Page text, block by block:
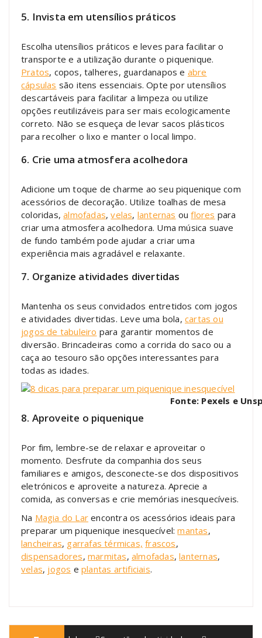
5. Invista em utensílios práticos
Escolha utensílios práticos e leves para facilitar o
transporte e a utilização durante o piquenique.
Pratos, copos, talheres, guardanapos e abre
cápsulas são itens essenciais. Opte por utensílios
descartáveis para facilitar a limpeza ou utilize
opções reutilizáveis para ser mais ecologicamente
correto. Não se esqueça de levar sacos plásticos
para recolher o lixo e manter o local limpo.
6. Crie uma atmosfera acolhedora
Adicione um toque de charme ao seu piquenique com
acessórios de decoração. Utilize toalhas de mesa
coloridas,almofadas,velas, lanternas ouflores para
criar uma atmosfera acolhedora. Uma música suave
de fundo também pode ajudar a criar uma
experiência mais agradável e relaxante.
7. Organize atividades divertidas
Mantenha os seus convidados entretidos com jogos
e atividades divertidas. Leve uma bola, cartas ou
jogos de tabuleiro para garantir momentos de
diversão. Brincadeiras como a corrida do saco ou a
caça ao tesouro são opções interessantes para
todas as idades.
Fonte: Pexels e
8. Aproveite o piquenique
Por fim, lembre-se de relaxar e aproveitar o
momento. Desfrute da companhia dos seus
familiares e amigos, desconecte-se dos dispositivos
eletrónicos e aproveite a natureza. Aprecie a
comida, as conversas e crie memórias inesquecíveis.
Na Magia do Lar encontra os acessórios ideais para
preparar um piquenique inesquecível:mantas,
lancheiras, garrafas térmicas, frascos,
dispensadores,marmitas,almofadas,lanternas,
velas, jogos eplantas artificiais.